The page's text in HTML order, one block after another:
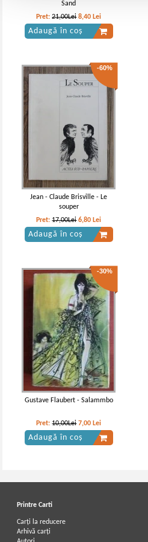
Sand
Pret:21,00Lei 8,40 Lei
Adaugă în coș
-60%
Jean - Claude Brisville - Le
souper
Pret:17,00Lei 6,80 Lei
Adaugă în coș
-30%
Gustave Flaubert - Salammbo
Pret:10,00Lei 7,00 Lei
Adaugă în coș
Printre Carti
Carți la reducere
Arhivă carți